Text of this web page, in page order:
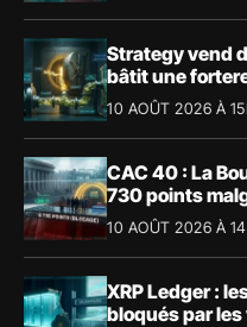
Strategy vend
bâtit une
10 AOÛT 2026 À
CAC 40 : La
730 points
10 AOÛT 2026 À
XRP Ledger :
bloqués par